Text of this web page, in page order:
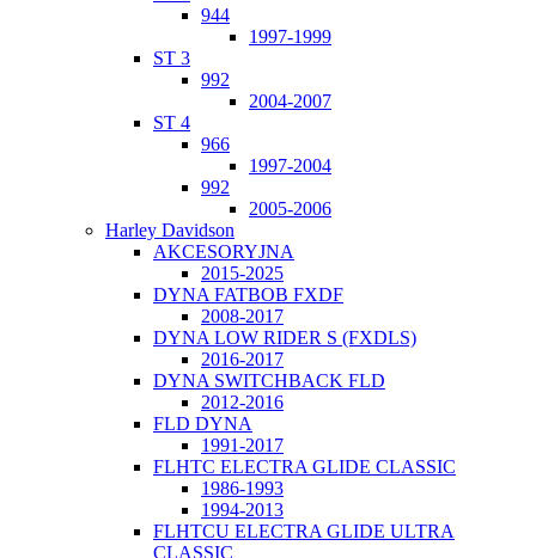
944
1997-1999
ST 3
992
2004-2007
ST 4
966
1997-2004
992
2005-2006
Harley Davidson
AKCESORYJNA
2015-2025
DYNA FATBOB FXDF
2008-2017
DYNA LOW RIDER S (FXDLS)
2016-2017
DYNA SWITCHBACK FLD
2012-2016
FLD DYNA
1991-2017
FLHTC ELECTRA GLIDE CLASSIC
1986-1993
1994-2013
FLHTCU ELECTRA GLIDE ULTRA
CLASSIC